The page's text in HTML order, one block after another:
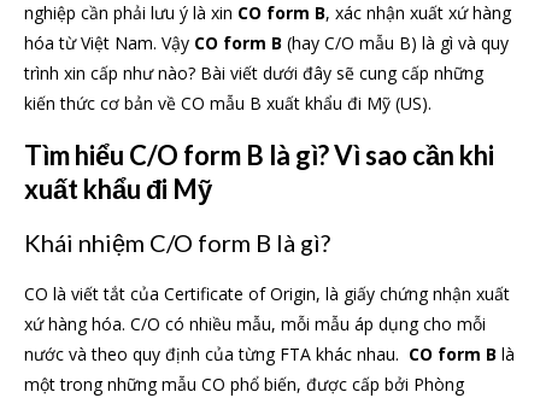
nghiệp cần phải lưu ý là xin CO form B, xác nhận xuất xứ hàng
hóa từ Việt Nam. Vậy CO form B (hay C/O mẫu B) là gì và quy
trình xin cấp như nào? Bài viết dưới đây sẽ cung cấp những
kiến thức cơ bản về CO mẫu B xuất khẩu đi Mỹ (US).
Tìm hiểu C/O form B là gì? Vì sao cần khi
xuất khẩu đi Mỹ
Khái nhiệm C/O form B là gì?
CO là viết tắt của Certificate of Origin, là giấy chứng nhận xuất
xứ hàng hóa. C/O có nhiều mẫu, mỗi mẫu áp dụng cho mỗi
nước và theo quy định của từng FTA khác nhau. CO form B là
một trong những mẫu CO phổ biến, được cấp bởi Phòng